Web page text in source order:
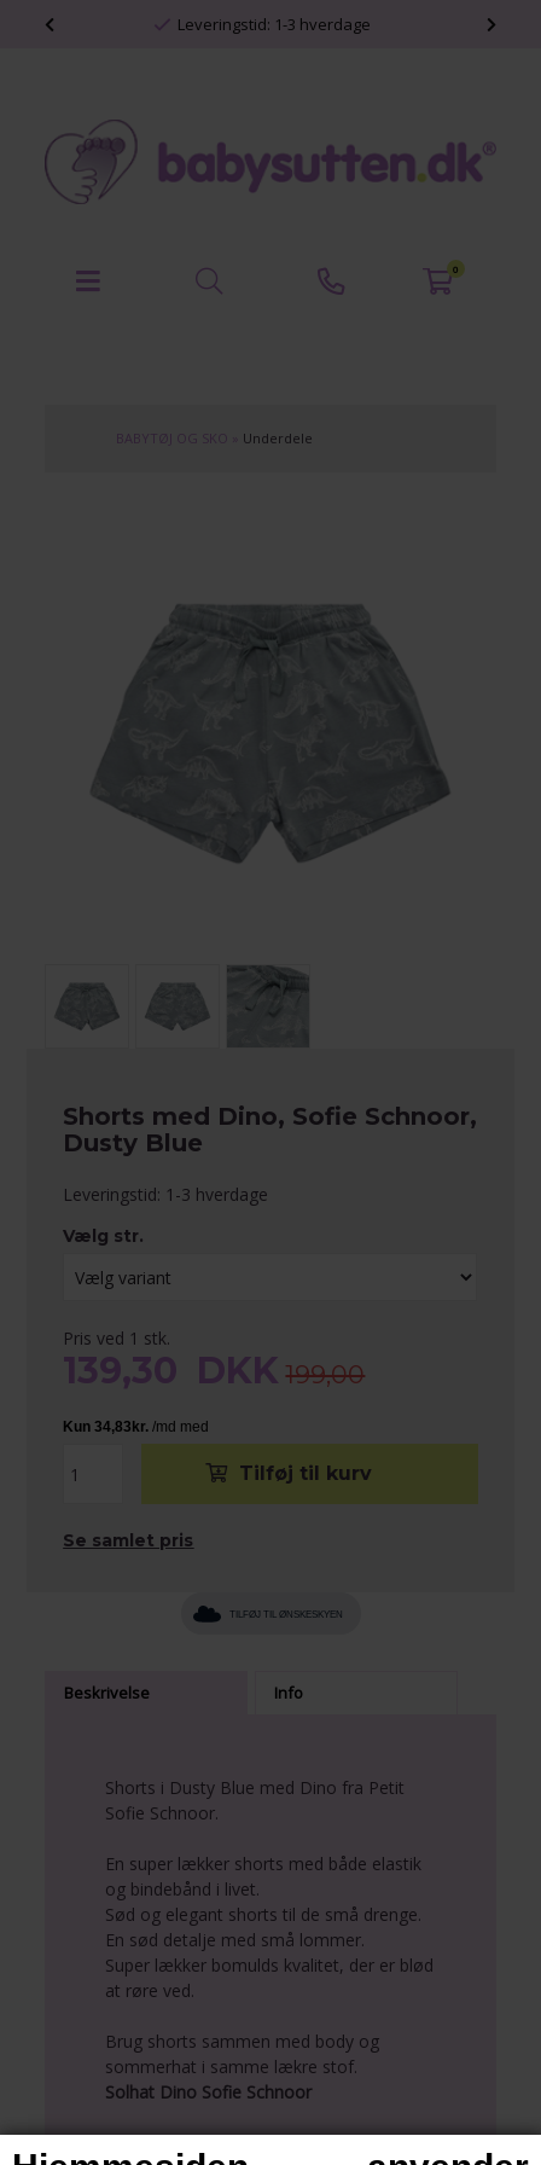
Leveringstid: 1-3 hverdage
0
BABYTØJ OG SKO Underdele
Shorts med Dino, Sofie Schnoor,
Dusty Blue
Leveringstid: 1-3 hverdage
Vælg str.
Pris ved 1 stk.
139,30 DKK 199,00
Se samlet pris
TILFØJ TIL ØNSKESKYEN
Beskrivelse Info
Shorts i Dusty Blue med Dino fra Petit
Sofie Schnoor.
En super lækker shorts med både elastik
og bindebånd i livet.
Sød og elegant shorts til de små drenge.
En sød detalje med små lommer.
Super lækker bomulds kvalitet, der er blød
at røre ved.
Brug shorts sammen med body og
sommerhat i samme lækre stof.
Solhat Dino Sofie Schnoor
Body Dino Sofie Schnoor